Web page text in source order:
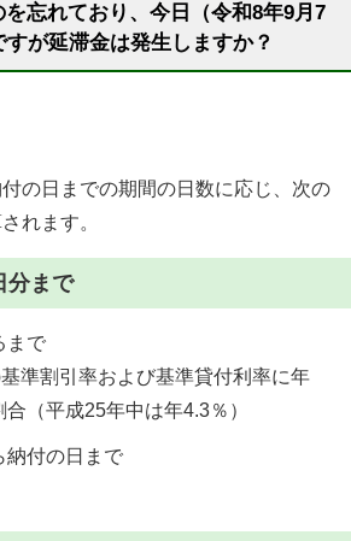
忘れており、今日（令和8年9月7
すが延滞金は発生しますか？
の日までの期間の日数に応じ、次の
れます。
分まで
まで
準割引率および基準貸付利率に年
（平成25年中は年4.3％）
納付の日まで